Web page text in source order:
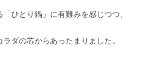
ひとり鍋」に有難みを感じつつ、
ダの芯からあったまりました。